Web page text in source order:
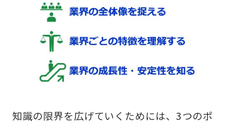
知識の限界を広げていくためには、3つのポ